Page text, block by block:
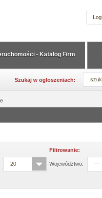
Szukaj w ogłoszeniach:
- Katalog Firm
20
Filtrowanie:
Województwo: ---